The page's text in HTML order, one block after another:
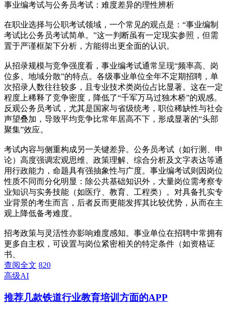
事业编考试与公务员考试：难度差异的理性辨析
在职业选择与公职考试领域，一个常见的观点是：“事业编制
考试比公务员考试简单。”这一判断虽有一定现实参照，但需
置于严谨框架下分析，方能得出更全面的认识。
从招录规模与竞争强度看，事业编考试通常呈现“频率高、岗
位多、地域分散”的特点。各级事业单位全年不定期招聘，单
次招录人数往往较多，且专业技术类岗位占比显著。这在一定
程度上稀释了竞争密度，降低了“千军万马过独木桥”的观感。
反观公务员考试，尤其是国家与省级统考，职位稀缺性与社会
声望叠加，导致平均竞争比常年居高不下，形成显著的“头部
聚集”效应。
考试内容与侧重构成另一关键差异。公务员考试（如行测、申
论）高度强调宏观思维、政策理解、综合分析及文字表达等通
用行政能力，命题具有强抽象性与广度。事业编考试则因岗位
性质不同而分化明显：除公共基础知识外，大量岗位需考察专
业知识与实务技能（如医疗、教育、工程类）。对具备扎实专
业背景的考生而言，后者反而更能发挥其比较优势，从而在主
观上降低备考难度。
招考政策与灵活性亦影响难度感知。事业单位在招聘中常拥有
更多自主权，可设置与岗位紧密相关的特定条件（如资格证
书、
查阅全文 820
高级AI
推荐几款铁道行业教育培训方面的APP